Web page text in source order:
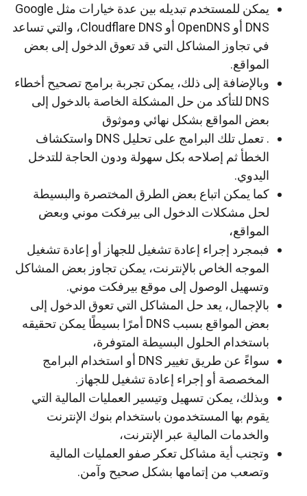
يمكن للمستخدم تبديله بين عدة خيارات مثل Google
DNS أو OpenDNS أو Cloudflare DNS، والتي تساعد
في تجاوز المشاكل التي قد تعوق الدخول إلى بعض
المواقع.
وبالإضافة إلى ذلك، يمكن تجربة برامج تصحيح أخطاء
DNS للتأكد من حل المشكلة الخاصة بالدخول إلى
بعض المواقع بشكل نهائي وموثوق
. تعمل تلك البرامج على تحليل DNS واستكشاف
الخطأ ثم إصلاحه بكل سهولة ودون الحاجة للتدخل
اليدوي.
كما يمكن اتباع بعض الطرق المختصرة والبسيطة
لحل مشكلات الدخول الى بيرفكت موني وبعض
المواقع،
فبمجرد إجراء إعادة تشغيل للجهاز أو إعادة تشغيل
الموجه الخاص بالإنترنت، يمكن تجاوز بعض المشاكل
وتسهيل الوصول إلى موقع بيرفكت موني.
بالإجمال، يعد حل المشاكل التي تعوق الدخول إلى
بعض المواقع بسبب DNS أمرًا بسيطًا يمكن تحقيقه
باستخدام الحلول البسيطة المتوفرة،
سواءً عن طريق تغيير DNS أو استخدام البرامج
المخصصة أو إجراء إعادة تشغيل للجهاز.
وبذلك، يمكن تسهيل وتيسير العمليات المالية التي
يقوم بها المستخدمون باستخدام بنوك الإنترنت
والخدمات المالية عبر الإنترنت،
وتجنب أية مشاكل تعكر صفو العمليات المالية
وتصعب من إتمامها بشكل صحيح وآمن.